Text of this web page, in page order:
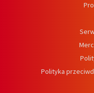
Polityka